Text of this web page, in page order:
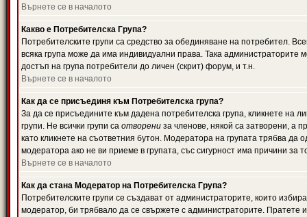
Върнете се в началото
Какво е Потребителска Група?
Потребителските групи са средство за обединяване на потребител.
всяка група може да има индивидуални права. Така
достъп на група потребители до личен (скрит) форум, и т.н.
Върнете се в началото
Как да се присъединя към Потребителска група?
За да се присъедините към дадена потребителска група, кликнете на
групи. Не всички групи са отворени за членове, някой са затворени, а
като кликнете на съответния бутон. Модератора на групата трябва
модератора ако не ви приеме в групата, със сигурност има причини за
Върнете се в началото
Как да стана Модератор на Потребителска Група?
Потребителските групи се създават от администраторите, които
модератор, би трябвало да се свържете с администраторите.